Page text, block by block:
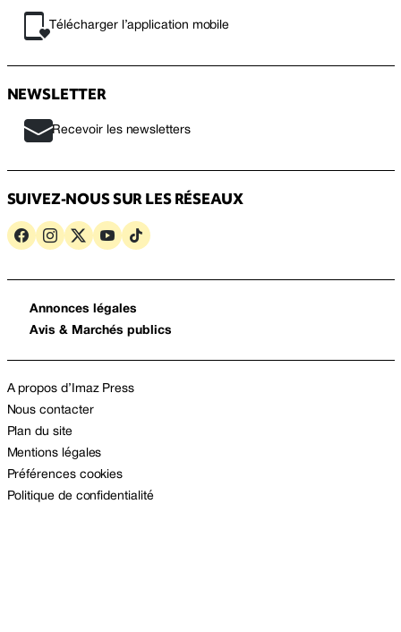
Télécharger l’application mobile
NEWSLETTER
Recevoir les newsletters
SUIVEZ-NOUS SUR LES RÉSEAUX
Annonces légales
Avis & Marchés publics
A propos d’Imaz Press
Nous contacter
Plan du site
Mentions légales
Préférences cookies
Politique de confidentialité